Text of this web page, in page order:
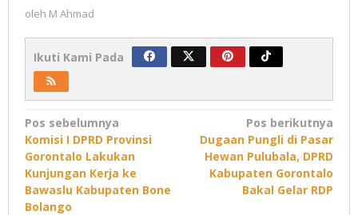
oleh M Ahmad
Ikuti Kami Pada
Navigasi
pos
Pos sebelumnya
Komisi I DPRD Provinsi
Gorontalo Lakukan
Kunjungan Kerja ke
Bawaslu Kabupaten Bone
Bolango
Pos berikutnya
Dugaan Pungli di Pasar
Hewan Pulubala, DPRD
Kabupaten Gorontalo
Bakal Gelar RDP